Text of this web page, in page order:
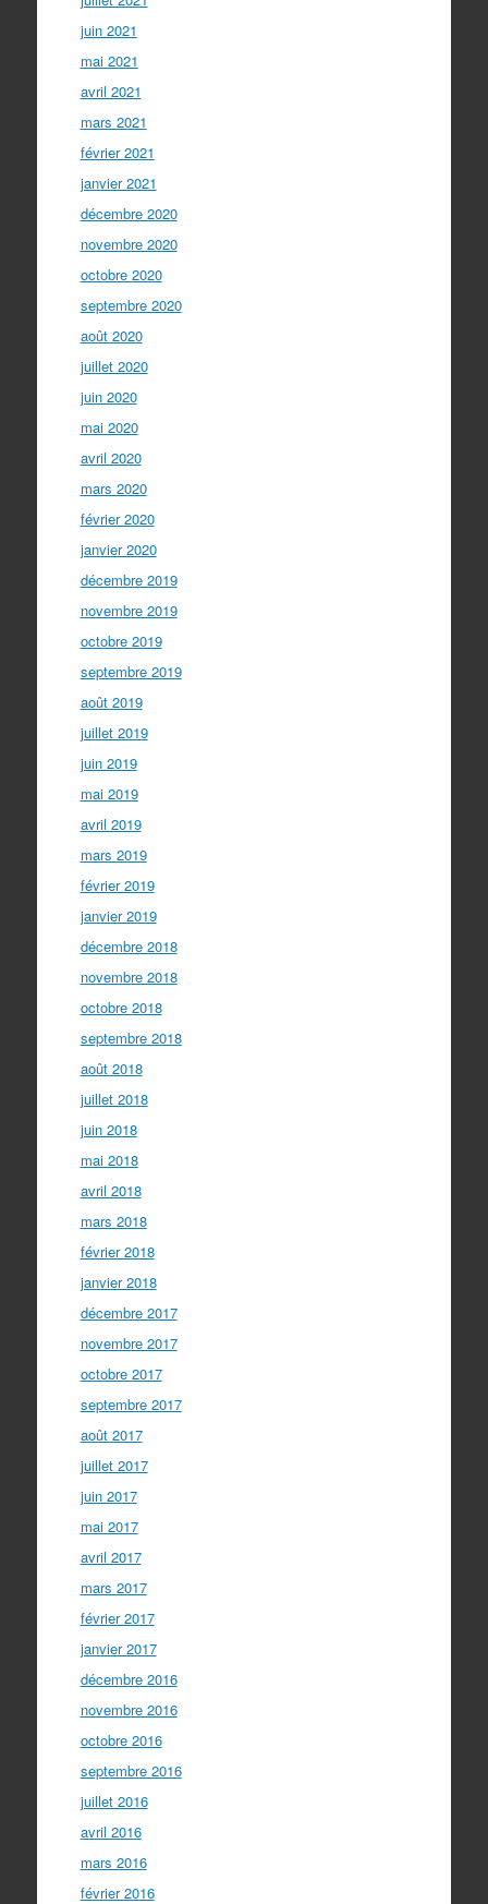
juin 2021
mai 2021
avril 2021
mars 2021
février 2021
janvier 2021
décembre 2020
novembre 2020
octobre 2020
septembre 2020
août 2020
juillet 2020
juin 2020
mai 2020
avril 2020
mars 2020
février 2020
janvier 2020
décembre 2019
novembre 2019
octobre 2019
septembre 2019
août 2019
juillet 2019
juin 2019
mai 2019
avril 2019
mars 2019
février 2019
janvier 2019
décembre 2018
novembre 2018
octobre 2018
septembre 2018
août 2018
juillet 2018
juin 2018
mai 2018
avril 2018
mars 2018
février 2018
janvier 2018
décembre 2017
novembre 2017
octobre 2017
septembre 2017
août 2017
juillet 2017
juin 2017
mai 2017
avril 2017
mars 2017
février 2017
janvier 2017
décembre 2016
novembre 2016
octobre 2016
septembre 2016
juillet 2016
avril 2016
mars 2016
février 2016